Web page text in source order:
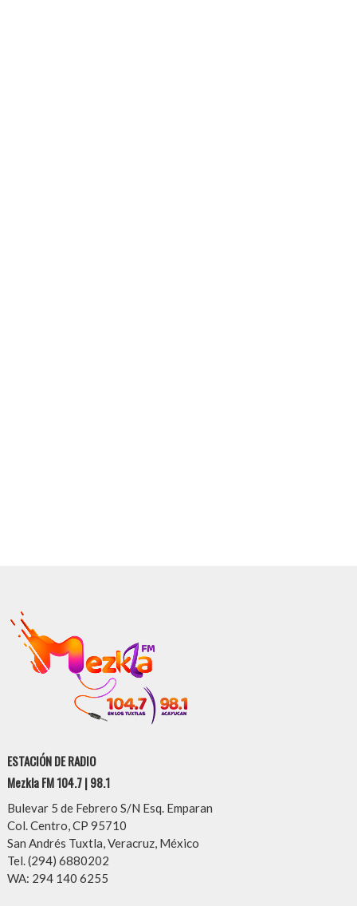
ESTACIÓN DE RADIO
Mezkla FM 104.7 | 98.1
Bulevar 5 de Febrero S/N Esq. Emparan
Col. Centro, CP 95710
San Andrés Tuxtla, Veracruz, México
Tel. (294) 6880202
WA: 294 140 6255